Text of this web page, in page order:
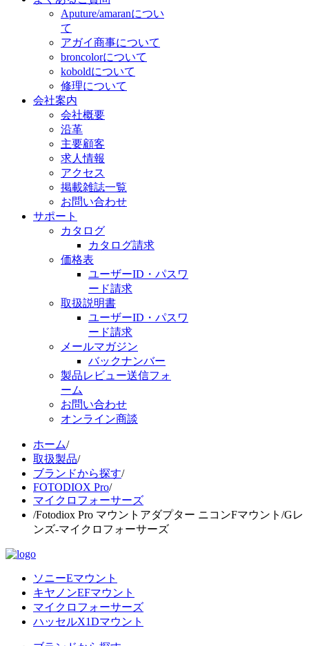
Aputure/amaranについ
て
アガイ商事について
broncolorについて
koboldについて
修理について
会社案内
会社概要
沿革
主要顧客
求人情報
アクセス
掲載雑誌一覧
お問い合わせ
サポート
カタログ
カタログ請求
価格表
ユーザーID・パスワ
ード請求
取扱説明書
ユーザーID・パスワ
ード請求
メールマガジン
バックナンバー
製品レビュー送信フォ
ーム
お問い合わせ
オンライン商談
ホーム/
取扱製品/
ブランドから探す/
FOTODIOX Pro/
マイクロフォーサーズ
/Fotodiox Pro マウントアダプター ニコンFマウント/Gレ
ンズ-マイクロフォーサーズ
ソニーEマウント
キヤノンEFマウント
マイクロフォーサーズ
ハッセルX1Dマウント